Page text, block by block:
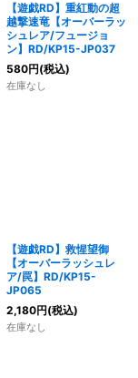
【遊戯RD】重紅動の超
越撃速竜【オーバーラッ
シュレア/フュージョ
ン】RD/KP15-JP037
580円(税込)
在庫なし
【遊戯RD】救惺望御
【オーバーラッシュレ
ア/罠】RD/KP15-
JP065
2,180円(税込)
在庫なし